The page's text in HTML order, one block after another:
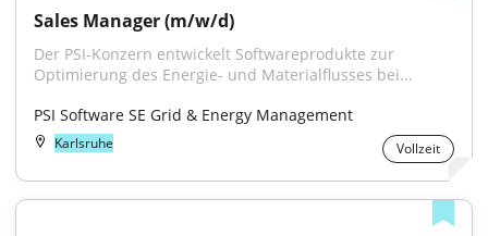
Sales Manager (m/w/d)
Der PSI-Konzern entwickelt Softwareprodukte zur
Optimierung des Energie- und Materialflusses bei...
PSI Software SE Grid & Energy Management
Karlsruhe Vollzeit